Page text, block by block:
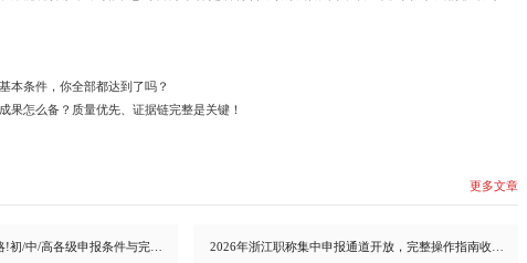
本条件，你全部都达到了吗？
果怎么备？质量优先、证据链完整是关键！
更多文章
2026浙江职称申报全攻略!初/中/高各级申报条件与完整流程详解